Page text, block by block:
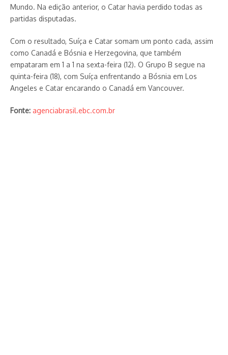
Mundo. Na edição anterior, o Catar havia perdido todas as
partidas disputadas.
Com o resultado, Suíça e Catar somam um ponto cada, assim
como Canadá e Bósnia e Herzegovina, que também
empataram em 1 a 1 na sexta-feira (12). O Grupo B segue na
quinta-feira (18), com Suíça enfrentando a Bósnia em Los
Angeles e Catar encarando o Canadá em Vancouver.
Fonte: agenciabrasil.ebc.com.br